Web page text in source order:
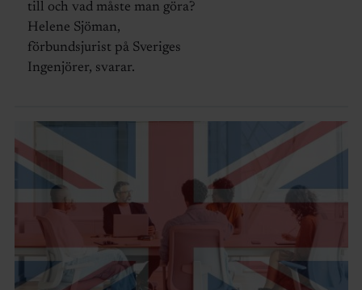
till och vad måste man göra?
Helene Sjöman,
förbundsjurist på Sveriges
Ingenjörer, svarar.